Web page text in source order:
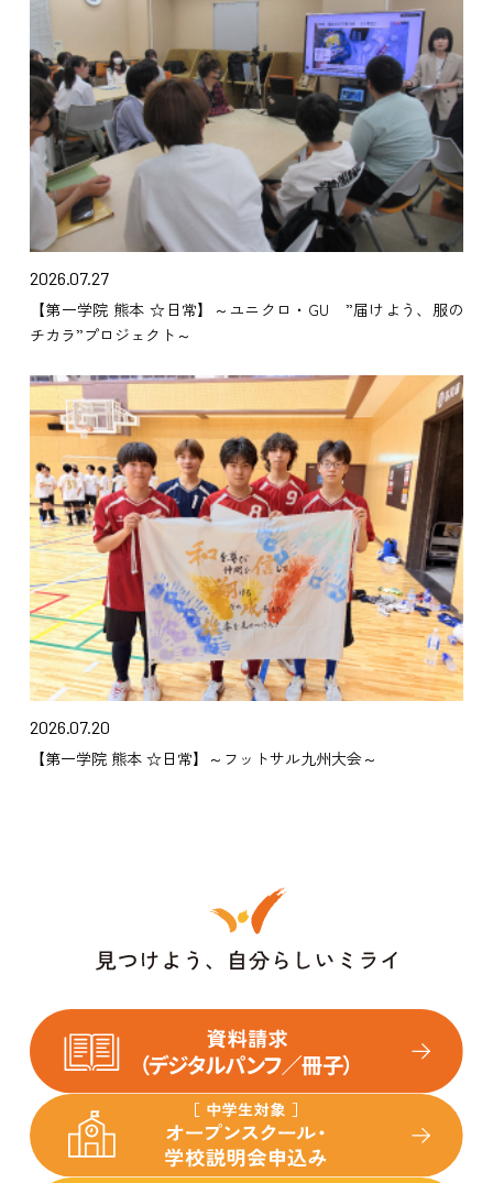
2026.07.27
【第一学院 熊本 ☆日常】～ユニクロ・GU ”届けよう、服の
チカラ”プロジェクト～
2026.07.20
【第一学院 熊本 ☆日常】～フットサル九州大会～